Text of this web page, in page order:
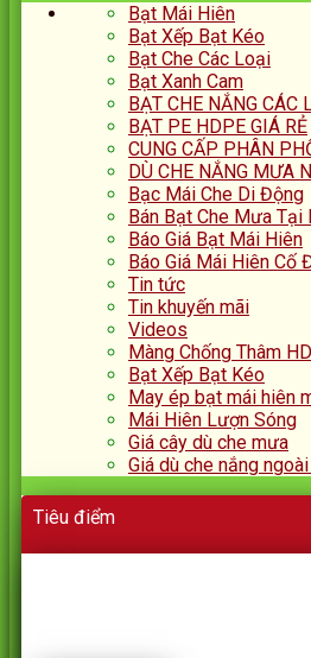
Bạt Mái Hiên
Bạt Xếp Bạt Kéo
Bạt Che Các Loại
Bạt Xanh Cam
BẠT CHE NẮNG CÁC
BẠT PE HDPE GIÁ RẺ
CUNG CẤP PHÂN
DÙ CHE NẮNG MƯA
Bạc Mái Che Di Động
Bán Bạt Che Mưa Tại
Báo Giá Bạt Mái Hiên
Báo Giá Mái Hiên Cố
Tin tức
Tin khuyến mãi
Videos
Màng Chống Thâm
Bạt Xếp Bạt Kéo
May ép bạt mái hiên
Mái Hiên Lượn Sóng
Giá cây dù che mưa
Giá dù che nắng
Tiêu điểm